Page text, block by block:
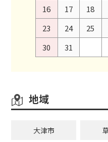
16
17 18
23
24 25
30
31
地域
大津市